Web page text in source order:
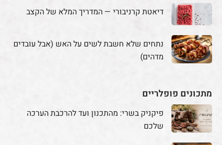
דיאטת קרניבורי — המדריך המלא של הקצב
נתחים שלא חשבת לשים על האש (אבל עובדים
מדהים)
מתכונים פופלריים
פיקניק בשרי: מהתכנון ועד להרכבת הערכה
שלכם